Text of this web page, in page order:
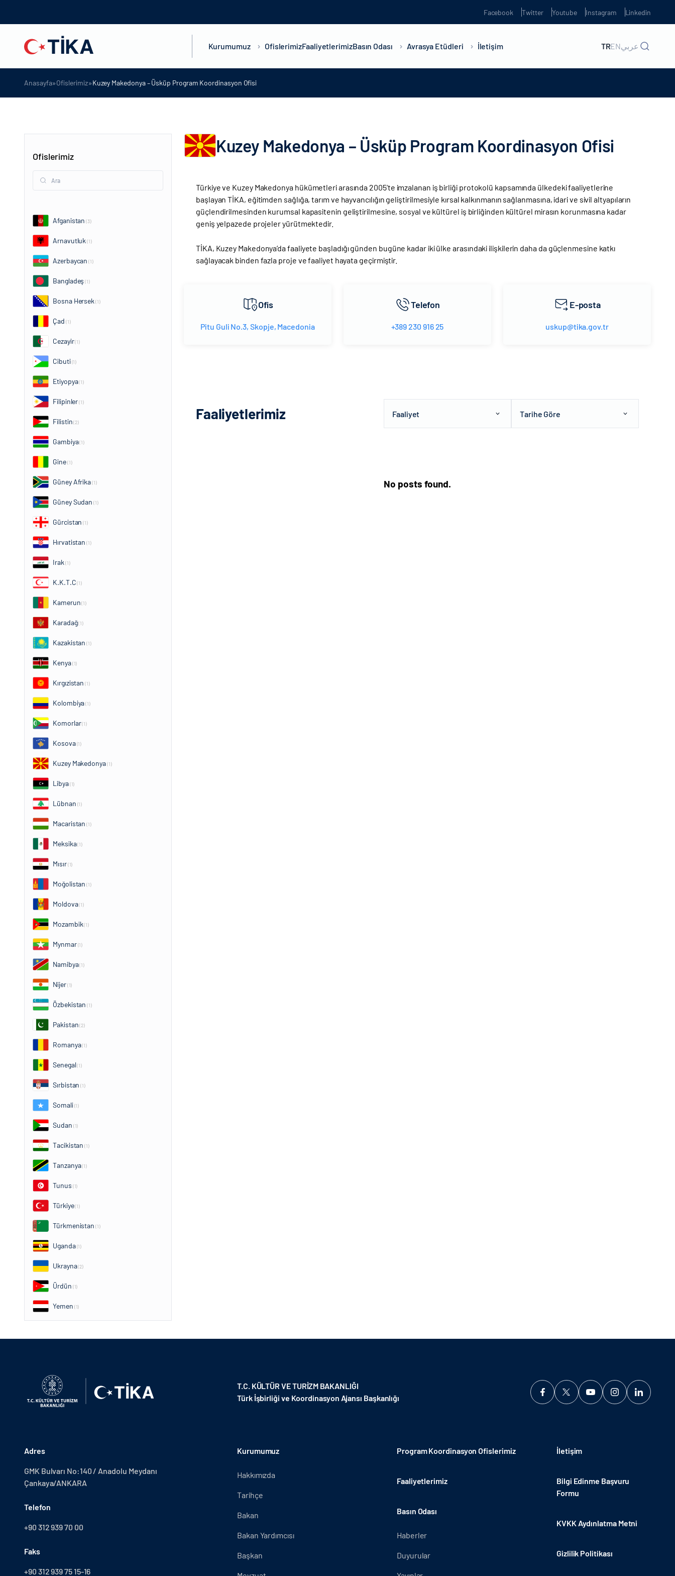
Facebook Twitter Youtube Instagram Linkedin
Kurumumuz OfislerimizFaaliyetlerimizBasın Odası Avrasya Etüdleri İletişim TRENعربي
Anasayfa»Ofislerimiz»Kuzey Makedonya – Üsküp Program Koordinasyon Ofisi
Ofislerimiz
Afganistan (3)
Arnavutluk (1)
Azerbaycan (1)
Bangladeş (1)
Bosna Hersek (1)
Çad (1)
Cezayir(1)
Cibuti(1)
Etiyopya(1)
Filipinler(1)
Filistin(2)
Gambiya(1)
Gine(1)
Güney Afrika(1)
Güney Sudan (1)
Gürcistan (1)
Hırvatistan (1)
Irak (1)
K.K.T.C(1)
Kamerun(1)
Karadağ(1)
Kazakistan (1)
Kenya(1)
Kırgızistan (1)
Kolombiya(1)
Komorlar(1)
Kosova(1)
Kuzey Makedonya(1)
Libya(1)
Lübnan (1)
Macaristan (1)
Meksika(1)
Mısır(1)
Moğolistan (1)
Moldova(1)
Mozambik(1)
Mynmar(1)
Namibya(1)
Nijer(1)
Özbekistan (1)
Pakistan(2)
Romanya(1)
Senegal(1)
Sırbistan (1)
Somali(1)
Sudan (1)
Tacikistan (1)
Tanzanya(1)
Tunus (1)
Türkiye(1)
Türkmenistan (1)
Uganda(1)
Ukrayna(2)
Ürdün (1)
Yemen (1)
Kuzey Makedonya – Üsküp Program Koordinasyon Ofisi
Türkiye ve Kuzey Makedonya hükümetleri arasında 2005’te imzalanan iş birliği protokolü kapsamında ülkedeki faaliyetlerine
başlayan TİKA, eğitimden sağlığa, tarım ve hayvancılığın geliştirilmesiyle kırsal kalkınmanın sağlanmasına, idari ve sivil altyapıların
güçlendirilmesinden kurumsal kapasitenin geliştirilmesine, sosyal ve kültürel iş birliğinden kültürel mirasın korunmasına kadar
geniş yelpazede projeler yürütmektedir.
TİKA, Kuzey Makedonya’da faaliyete başladığı günden bugüne kadar iki ülke arasındaki ilişkilerin daha da güçlenmesine katkı
sağlayacak binden fazla proje ve faaliyet hayata geçirmiştir.
Ofis
Pitu Guli No.3, Skopje, Macedonia
Telefon
+389 230 916 25
E-posta
uskup@tika.gov.tr
Faaliyetlerimiz
No posts found.
T.C. KÜLTÜR VE TURİZM BAKANLIĞI
Türk İşbirliği ve Koordinasyon Ajansı Başkanlığı
Adres
GMK Bulvarı No:140 / Anadolu Meydanı
Çankaya/ANKARA
Telefon
+90 312 939 70 00
Faks
+90 312 939 75 15-16
Kurumumuz
Hakkımızda
Tarihçe
Bakan
Bakan Yardımcısı
Başkan
Program Koordinasyon Ofislerimiz
Faaliyetlerimiz
Basın Odası
Haberler
Duyurular
İletişim
Bilgi Edinme Başvuru
Formu
KVKK Aydınlatma Metni
Gizlilik Politikası